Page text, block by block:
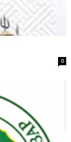
0